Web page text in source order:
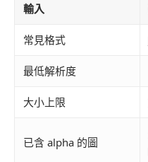
輸入
常見格式
最低解析度
大小上限
已含 alpha 的圖